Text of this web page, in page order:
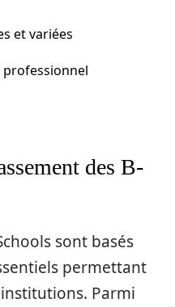
et variées
professionnel
des B-
sont basés
permettant
Parmi